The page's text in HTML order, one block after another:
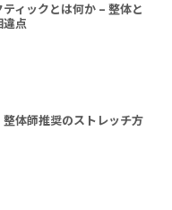
ィックとは何か – 整体と
違点
体師推奨のストレッチ方